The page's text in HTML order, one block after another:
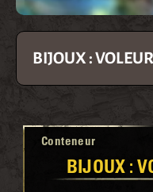
BIJOUX :
Conteneur
BIJOUX :